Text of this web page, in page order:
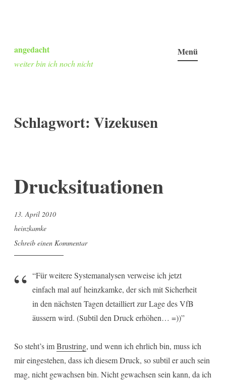
Inhalt
springen
angedacht
weiter bin ich noch nicht
Menü
Schlagwort: Vizekusen
Drucksituationen
13. April 2010
heinzkamke
Schreib einen Kommentar
“Für weitere Systemanalysen verweise ich jetzt
einfach mal auf heinzkamke, der sich mit Sicherheit
in den nächsten Tagen detailliert zur Lage des VfB
äussern wird. (Subtil den Druck erhöhen… =))”
So steht’s imBrustring, und wenn ich ehrlich bin, muss ich
mir eingestehen, dass ich diesem Druck, so subtil er auch sein
mag, nicht gewachsen bin. Nicht gewachsen sein kann, da ich